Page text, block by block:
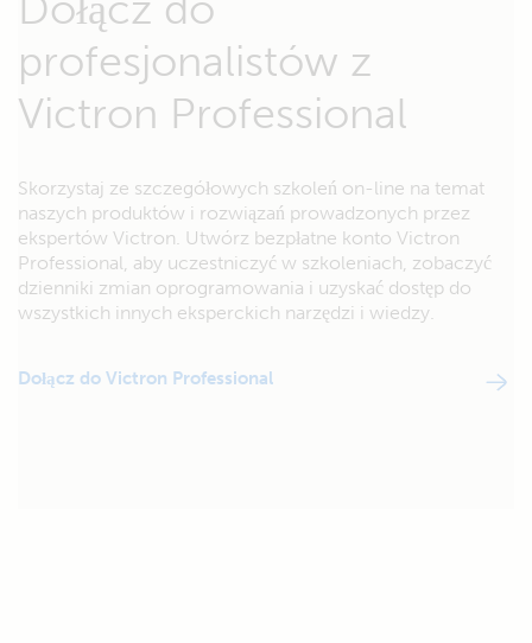
profesjonalistów z
Victron Professional
Skorzystaj ze szczegółowych szkoleń on-line na temat
naszych produktów i rozwiązań prowadzonych przez
ekspertów Victron. Utwórz bezpłatne konto Victron
Professional, aby uczestniczyć w szkoleniach, zobaczyć
dzienniki zmian oprogramowania i uzyskać dostęp do
wszystkich innych eksperckich narzędzi i wiedzy.
Dołącz do Victron Professional